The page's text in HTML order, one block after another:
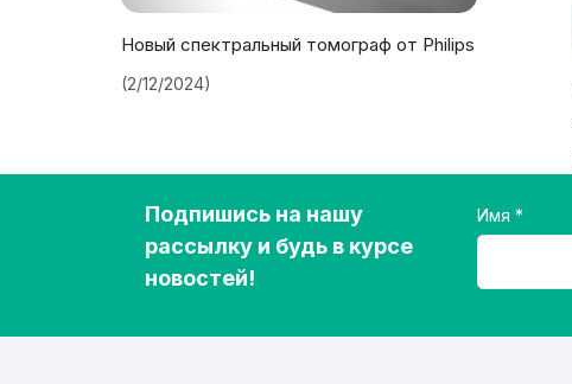
Новый спектральный томограф от Philips
(2/12/2024)
Подпишись на нашу
рассылку и будь в курсе
новостей!
Имя